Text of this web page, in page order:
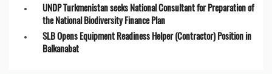
UNDP Turkmenistan seeks National Consultant for Preparation of
the National Biodiversity Finance Plan
SLB Opens Equipment Readiness Helper (Contractor) Position in
Balkanabat